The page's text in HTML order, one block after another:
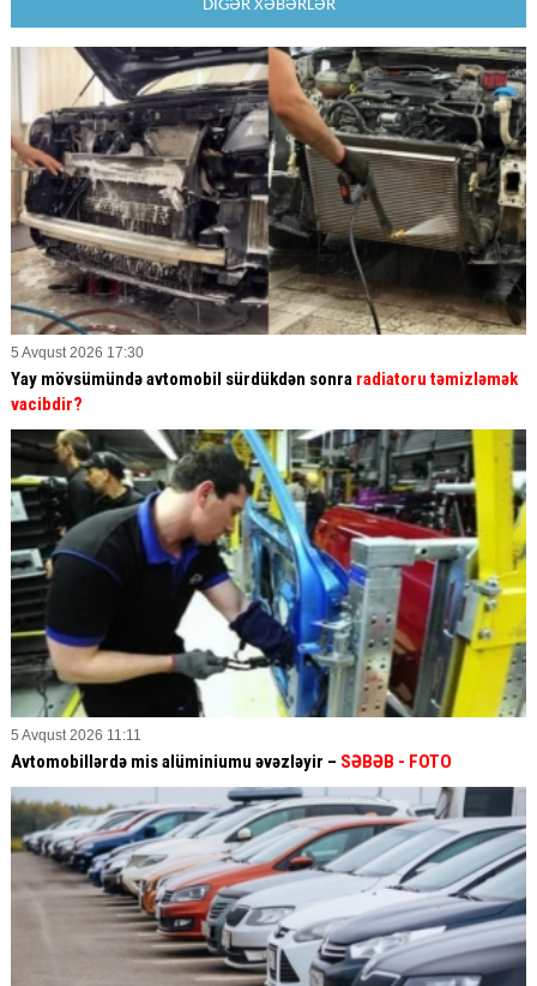
DİGƏR XƏBƏRLƏR
5 Avqust 2026 17:30
Yay mövsümündə avtomobil sürdükdən sonra radiatoru təmizləmək
vacibdir?
5 Avqust 2026 11:11
Avtomobillərdə mis alüminiumu əvəzləyir – SƏBƏB - FOTO